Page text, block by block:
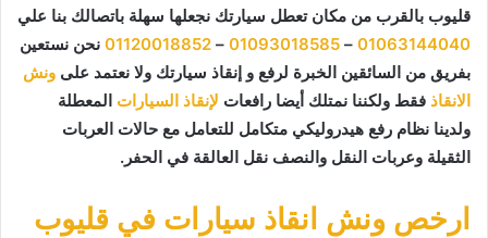
قليوب بالقرب من مكان تعطل سيارتك نجعلها سهلة باتصالك بنا علي
01063144040
–
01093018585
–
01120018852 نحن نستعين
بفريق من السائقين الخبرة لرفع و إنقاذ سيارتك ولا نعتمد على ونش
الانقاذ فقط ولكننا نمتلك أيضا رافعات لإنقاذ السيارات المعطلة
ولدينا نظام رفع هيدروليكي متكامل للتعامل مع حالات العربات
الثقيلة وعربات النقل والنصف نقل العالقة في الحفر.
ارخص ونش انقاذ سيارات في قليوب